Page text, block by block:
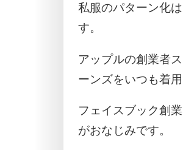
私服のパターン化
す。
アップルの創業者
ーンズをいつも着用
フェイスブック創
がおなじみです。